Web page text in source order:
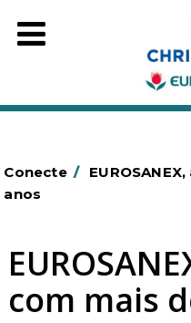
Conecte /
anos
com mais